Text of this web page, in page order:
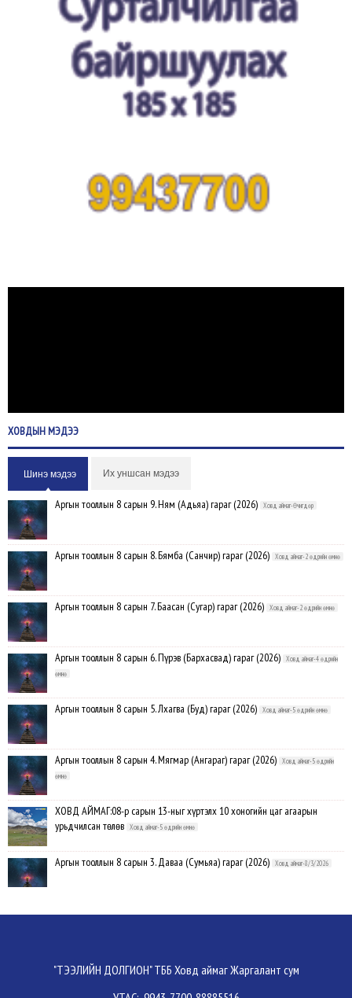
ХОВДЫНМЭДЭЭ
Шинэ мэдээ Их уншсан мэдээ
Аргын тооллын 8 сарын 9. Ням (Адьяа) гараг (2026) Ховд аймаг-Өчигдөр
Аргын тооллын 8 сарын 8. Бямба (Санчир) гараг (2026) Ховд аймаг-2 өдрийн өмнө
Аргын тооллын 8 сарын 7. Баасан (Сугар) гараг (2026) Ховд аймаг-2 өдрийн өмнө
Аргын тооллын 8 сарын 6. Пүрэв (Бархасвад) гараг (2026)
Ховд аймаг-4 өдрийн
өмнө
Аргын тооллын 8 сарын 5. Лхагва (Буд) гараг (2026) Ховд аймаг-5 өдрийн өмнө
Аргын тооллын 8 сарын 4. Мягмар (Ангараг) гараг (2026)
Ховд аймаг-5 өдрийн
өмнө
ХОВД АЙМАГ:08-р сарын 13-ныг хүртэлх 10 хоногийн цаг агаарын
урьдчилсан төлөв
Ховд аймаг-5 өдрийн өмнө
Аргын тооллын 8 сарын 3. Даваа (Сумьяа) гараг (2026) Ховд аймаг-8/3/2026
Хүндэтгэлийн барилдаанд 64 бөх оролцлоо Ховд аймаг-8/3/2026
Улсын цол, чимэг хүртсэн бөхчүүд, харваачдад хүндэтгэл үзүүлэв
"ТЭЭЛИЙН ДОЛГИОН" ТББ Ховд аймаг Жаргалант сум